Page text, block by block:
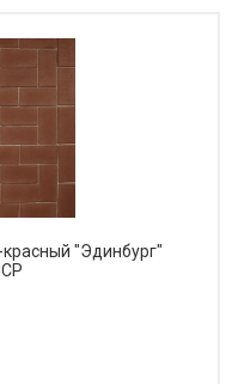
"Эдинбург"